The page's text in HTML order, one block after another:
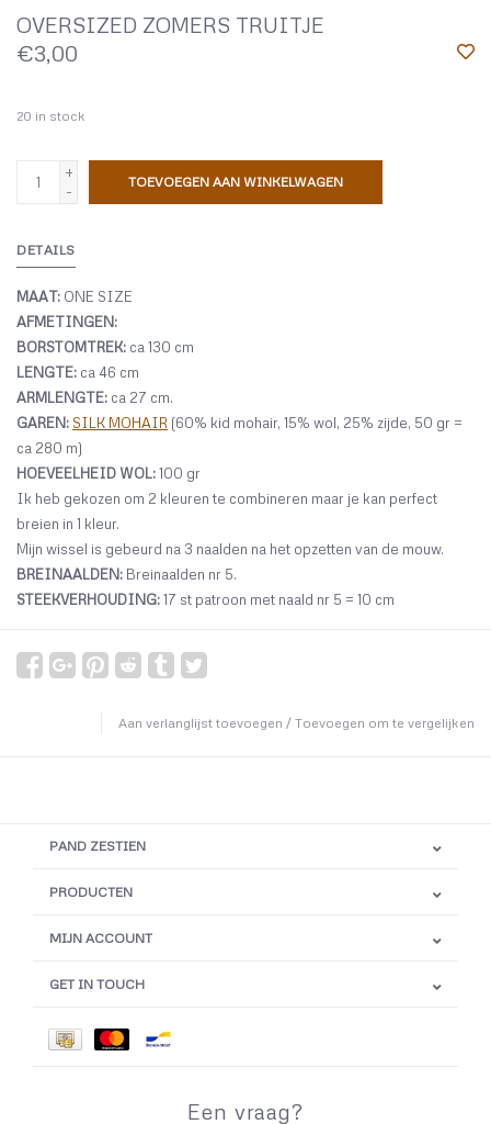
OVERSIZED ZOMERS TRUITJE
€3,00
20 in stock
+
-
TOEVOEGEN AAN WINKELWAGEN
DETAILS
MAAT: ONE SIZE
AFMETINGEN:
BORSTOMTREK: ca 130 cm
LENGTE: ca 46 cm
ARMLENGTE: ca 27 cm.
GAREN: SILK MOHAIR (60% kid mohair, 15% wol, 25% zijde, 50 gr =
ca 280 m)
HOEVEELHEID WOL:100 gr
Ik heb gekozen om 2 kleuren te combineren maar je kan perfect
breien in 1 kleur.
Mijn wissel is gebeurd na 3 naalden na het opzetten van de mouw.
BREINAALDEN: Breinaalden nr 5.
STEEKVERHOUDING:17 st patroon met naald nr 5 = 10 cm
Aan verlanglijst toevoegen / Toevoegen om te vergelijken
PAND ZESTIEN
PRODUCTEN
MIJN ACCOUNT
GET IN TOUCH
Een vraag?